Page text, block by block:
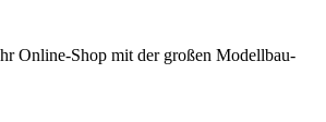
Online-Shop mit der großen Modellbau-